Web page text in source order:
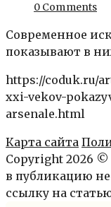
0 Comments
Современное
показывают в
https://coduk.ru/
xxi-vekov-
arsenale.html
Карта сайта
Copyright 2026
в публикацию
ссылку на